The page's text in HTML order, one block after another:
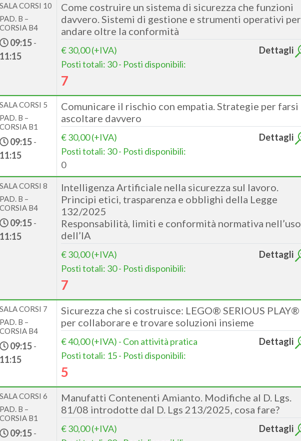
SALA CORSI 10
PAD. B –
CORSIA B4
09:15-
11:15
Come costruire un sistema di sicurezza che funzioni
davvero. Sistemi di gestione e strumenti operativi per
andare oltre la conformità
€ 30,00 (+IVA)
Dettagli
Posti totali: 30 - Posti disponibili:
7
SALA CORSI 5
PAD. B –
CORSIA B1
09:15-
11:15
Comunicare il rischio con empatia. Strategie per farsi
ascoltare davvero
€ 30,00 (+IVA)
Dettagli
Posti totali: 30 - Posti disponibili:
0
SALA CORSI 8
PAD. B –
CORSIA B4
09:15-
11:15
Intelligenza Artificiale nella sicurezza sul lavoro.
Principi etici, trasparenza e obblighi della Legge
132/2025
Responsabilità, limiti e conformità normativa nell’uso
dell’IA
€ 30,00 (+IVA)
Dettagli
Posti totali: 30 - Posti disponibili:
7
SALA CORSI 7
PAD. B –
CORSIA B4
09:15-
11:15
Sicurezza che si costruisce: LEGO® SERIOUS PLAY®
per collaborare e trovare soluzioni insieme
€ 40,00 (+IVA) - Con attività pratica
Dettagli
Posti totali: 15 - Posti disponibili:
5
SALA CORSI 6
PAD. B –
CORSIA B1
09:15-
Manufatti Contenenti Amianto. Modifiche al D. Lgs.
81/08 introdotte dal D. Lgs 213/2025, cosa fare?
€ 30,00 (+IVA)
Dettagli